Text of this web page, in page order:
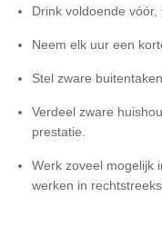
Drink voldoende vóór,
Neem elk uur een
Stel zware
Verdeel zware
prestatie.
Werk zoveel mogelijk
werken in